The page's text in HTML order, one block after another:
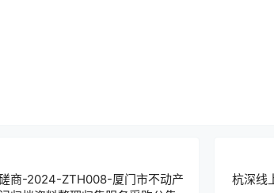
商-2024-ZTH008-厦门市不动产
杭深线